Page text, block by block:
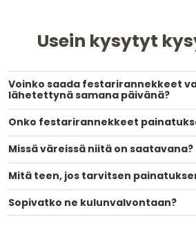
Usein kysytyt
Voinko saada festarirannekkeet
lähetettynä samana päivänä?
Onko festarirannekkeet
Missä väreissä niitä on saatavana?
Mitä teen, jos tarvitsen
Sopivatko ne kulunvalvontaan?